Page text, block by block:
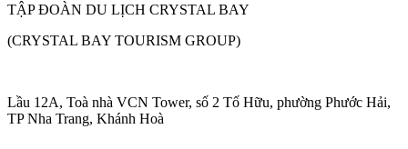
TẬP ĐOÀN DU LỊCH CRYSTAL BAY
(CRYSTAL BAY TOURISM GROUP)
Lầu 12A, Toà nhà VCN Tower, số 2 Tố Hữu, phường Phước Hải,
TP Nha Trang, Khánh Hoà